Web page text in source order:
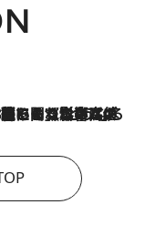
海峡封鎖による影響はいつまで続く？《エネルギー専門家に聞く“どうなる日本の暮らし”》